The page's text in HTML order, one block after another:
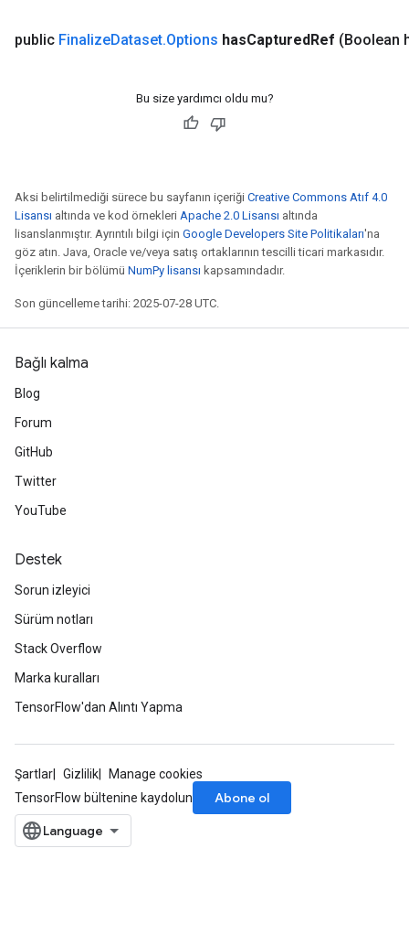
public FinalizeDataset.Options hasCapturedRef (Boolean
Bu size yardımcı oldu mu?
Aksi belirtilmediği sürece bu sayfanın içeriği Creative Commons Atıf 4.0
Lisansı altında ve kod örnekleri Apache 2.0 Lisansı altında
lisanslanmıştır. Ayrıntılı bilgi için Google Developers Site Politikaları'na
göz atın. Java, Oracle ve/veya satış ortaklarının tescilli ticari markasıdır.
İçeriklerin bir bölümü NumPy lisansı kapsamındadır.
Son güncelleme tarihi: 2025-07-28 UTC.
Bağlı kalma
Blog
Forum
GitHub
Twitter
YouTube
Destek
Sorun izleyici
Sürüm notları
Stack Overflow
Marka kuralları
TensorFlow'dan Alıntı Yapma
Şartlar Gizlilik
Manage cookies
TensorFlow bültenine kaydolun
Abone ol